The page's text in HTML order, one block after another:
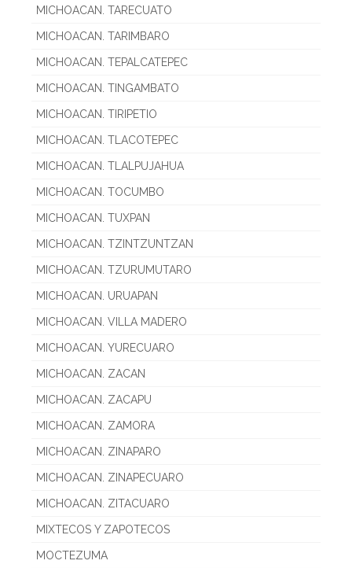
MICHOACAN. TARECUATO
MICHOACAN. TARIMBARO
MICHOACAN. TEPALCATEPEC
MICHOACAN. TINGAMBATO
MICHOACAN. TIRIPETIO
MICHOACAN. TLACOTEPEC
MICHOACAN. TLALPUJAHUA
MICHOACAN. TOCUMBO
MICHOACAN. TUXPAN
MICHOACAN. TZINTZUNTZAN
MICHOACAN. TZURUMUTARO
MICHOACAN. URUAPAN
MICHOACAN. VILLA MADERO
MICHOACAN. YURECUARO
MICHOACAN. ZACAN
MICHOACAN. ZACAPU
MICHOACAN. ZAMORA
MICHOACAN. ZINAPARO
MICHOACAN. ZINAPECUARO
MICHOACAN. ZITACUARO
MIXTECOS Y ZAPOTECOS
MOCTEZUMA